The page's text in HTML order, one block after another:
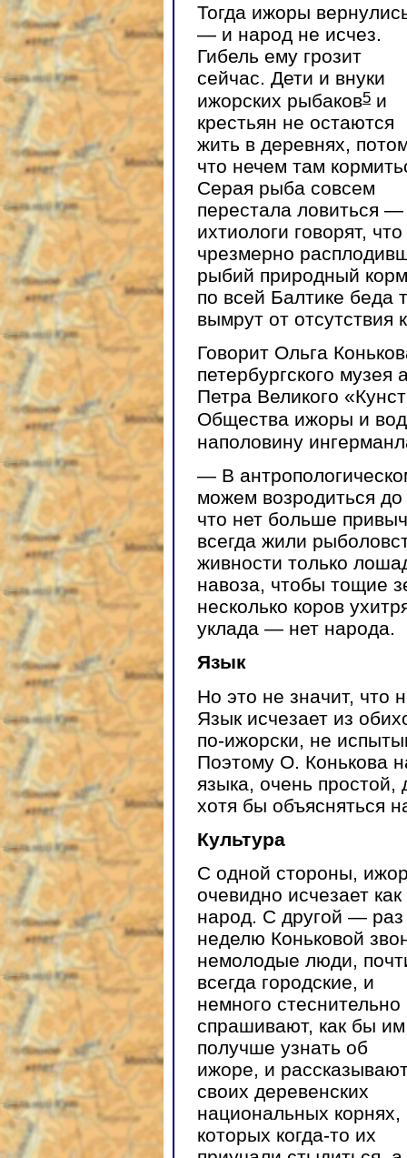
Тогда ижоры
— и народ не исчез.
Гибель ему грозит
сейчас. Дети и внуки
ижорских рыбаков5 и
крестьян не остаются
жить в деревнях,
что нечем там
Серая рыба совсем
перестала ловиться —
ихтиологи говорят,
чрезмерно
рыбий природный
по всей Балтике беда
вымрут от отсутствия
Говорит Ольга
петербургского
Петра Великого
Общества ижоры и
наполовину
— В
можем возродиться
что нет больше
всегда жили
живности только
навоза, чтобы тощие
несколько коров
уклада — нет народа.
Язык
Но это не значит, что
Язык исчезает из
по-ижорски, не
Поэтому О. Конькова
языка, очень простой,
хотя бы объясняться
Культура
С одной стороны,
очевидно исчезает как
народ. С другой — раз
неделю Коньковой
немолодые люди,
всегда городские, и
немного стеснительно
спрашивают, как бы им
получше узнать об
ижоре, и
своих деревенских
национальных корнях,
которых когда-то их